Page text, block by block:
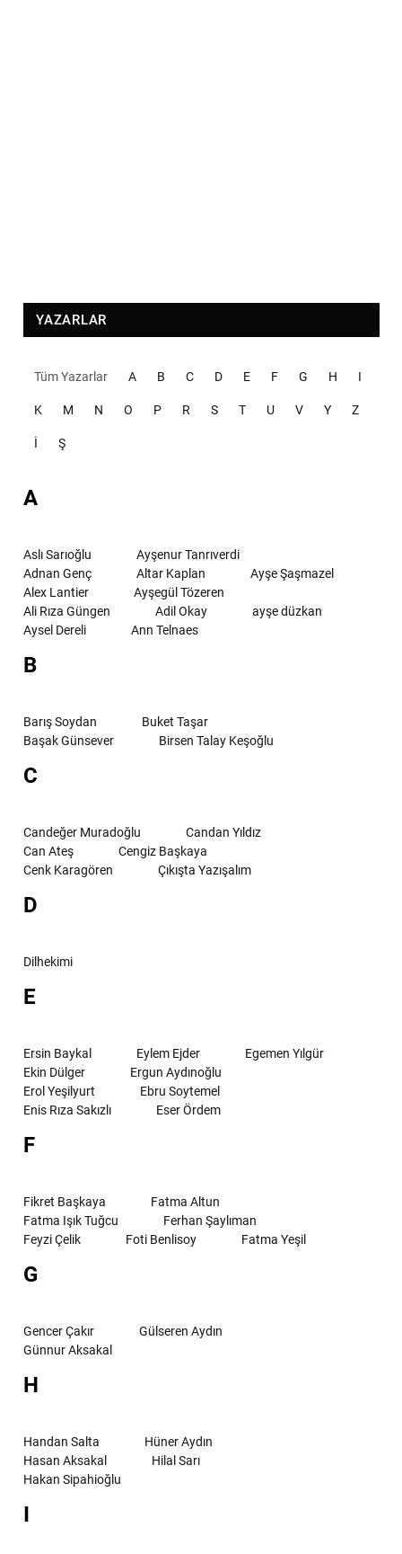
YAZARLAR
Tüm Yazarlar A B C D E F G H I
K M N O P R S T U V Y Z
İ Ş
A
Aslı Sarıoğlu
Ayşenur Tanrıverdi
Adnan Genç
Altar Kaplan
Ayşe Şaşmazel
Alex Lantier
Ayşegül Tözeren
Ali Rıza Güngen
Adil Okay
ayşe düzkan
Aysel Dereli
Ann Telnaes
B
Barış Soydan
Buket Taşar
Başak Günsever
Birsen Talay Keşoğlu
C
Candeğer Muradoğlu
Candan Yıldız
Can Ateş
Cengiz Başkaya
Cenk Karagören
Çıkışta Yazışalım
D
Dilhekimi
E
Ersin Baykal Eylem Ejder
Egemen Yılgür
Ekin Dülger
Ergun Aydınoğlu
Erol Yeşilyurt
Ebru Soytemel
Enis Rıza Sakızlı
Eser Ördem
F
Fikret Başkaya
Fatma Altun
Fatma Işık Tuğcu
Ferhan Şaylıman
Feyzi Çelik
Foti Benlisoy Fatma Yeşil
G
Gencer Çakır
Gülseren Aydın
Günnur Aksakal
H
Handan Salta
Hüner Aydın
Hasan Aksakal
Hilal Sarı
Hakan Sipahioğlu
I